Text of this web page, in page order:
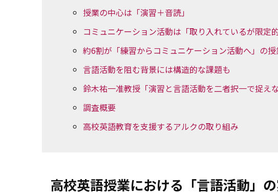
授業の中心は「演習＋音読」
コミュニケーション活動は「取り入れているが限定的
約6割が「練習からコミュニケーション活動へ」の
言語活動を阻む背景には構造的な課題も
鈴木祐一准教授「演習と言語活動を二者択一で捉え
調査概要
高校英語教育を支援するアルクの取り組み
高校英語授業における「言語活動」